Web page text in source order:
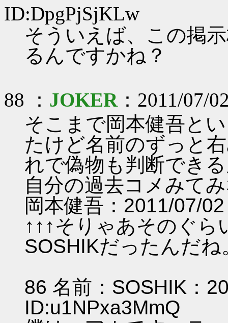
ID:DpgPjSjKLw
そういえば、この掲
るんですかね？
88 ： JOKER：2011/07/
そこまで岡本健吾と
たけど名前のずっと
れで偽物も判断でき
自分の過去コメみて
岡本健吾：2011/07/
↑↑↑そりゃあそのぐ
SOSHIKだった
86 名前：SOSHIK：